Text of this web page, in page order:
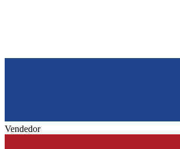
Vendedor